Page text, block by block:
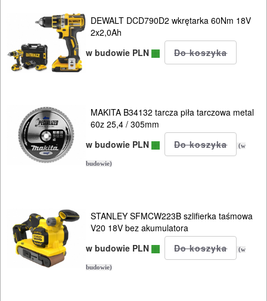
pistoletów
do
silikonu
Do
Do
PROXXON
Do
Do
strugów
i
hebli
DEWALT DCD790D2 wkrętarka 60Nm 18V
2x2,0Ah
w budowie PLN
MAKITA B34132 tarcza piła tarczowa metal
60z 25,4 / 305mm
w budowie PLN
(w
budowie)
STANLEY SFMCW223B szlifierka taśmowa
V20 18V bez akumulatora
w budowie PLN
(w
budowie)